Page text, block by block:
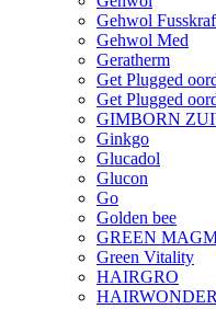
Gehwol
Gehwol Med
Geratherm
Get Plugged
Get Plugged
GIMBORN
Ginkgo
Glucadol
Glucon
Go
Golden bee
GREEN
Green Vitality
HAIRGRO
HAIRWONDER